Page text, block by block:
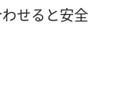
せると安全